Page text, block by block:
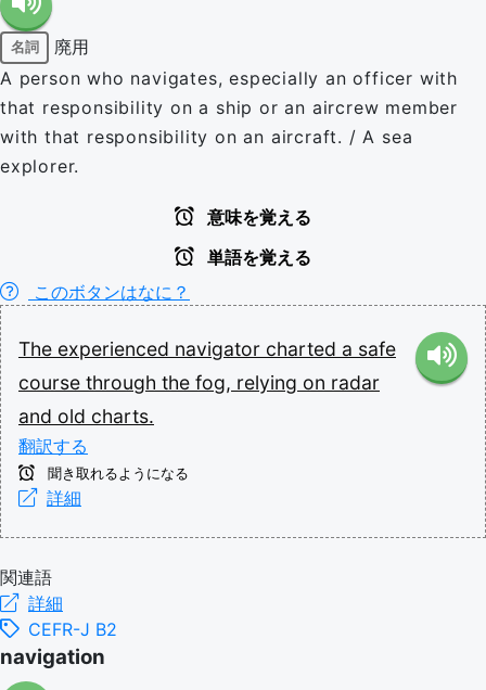
名詞
廃用
A person who navigates, especially an officer with
that responsibility on a ship or an aircrew member
with that responsibility on an aircraft. / A sea
explorer.
意味を覚える
単語を覚える
このボタンはなに？
The experienced navigator charted a safe
course through the fog, relying on radar
and old charts.
翻訳する
聞き取れるようになる
詳細
関連語
詳細
CEFR-J B2
navigation